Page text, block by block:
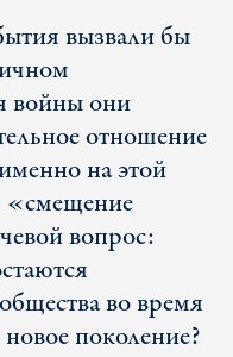
вызвали бы
войны они
отношение
на этой
«смещение
вопрос:
во время
поколение?